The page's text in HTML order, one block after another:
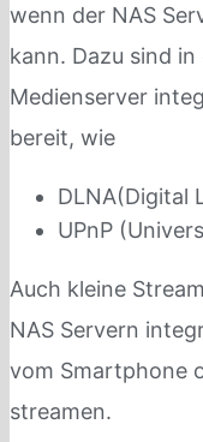
wenn der NAS
kann. Dazu sind
Medienserver
bereit, wie
DLNA(Digital
UPnP
Auch kleine
NAS Servern
vom Smartphone
streamen.